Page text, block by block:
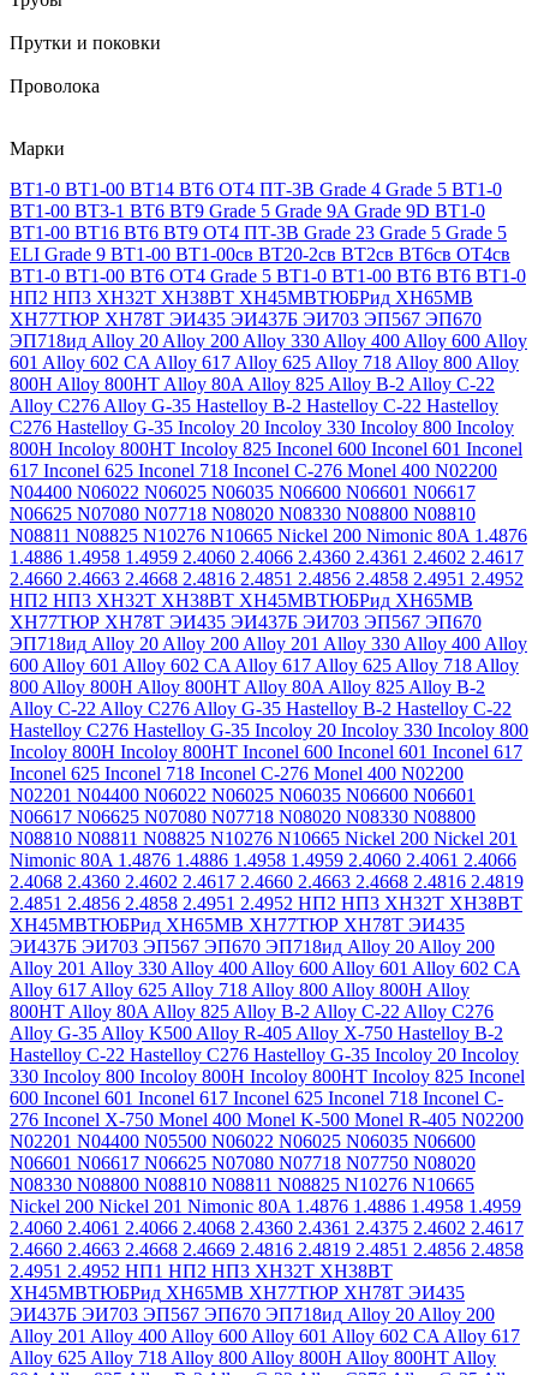
Прутки и поковки
Проволока
Марки
ВТ1-0 ВТ1-00 ВТ14 ВТ6 ОТ4 ПТ-3В Grade 4 Grade 5 ВТ1-0
ВТ1-00 ВТ3-1 ВТ6 ВТ9 Grade 5 Grade 9A Grade 9D ВТ1-0
ВТ1-00 ВТ16 ВТ6 ВТ9 ОТ4 ПТ-3В Grade 23 Grade 5 Grade 5
ELI Grade 9 ВТ1-00 ВТ1-00св ВТ20-2св ВТ2св ВТ6св ОТ4св
ВТ1-0 ВТ1-00 ВТ6 ОТ4 Grade 5 ВТ1-0 ВТ1-00 ВТ6 ВТ6 ВТ1-0
НП2 НП3 ХН32Т ХН38ВТ ХН45МВТЮБРид ХН65МВ
ХН77ТЮР ХН78Т ЭИ435 ЭИ437Б ЭИ703 ЭП567 ЭП670
ЭП718ид Alloy 20 Alloy 200 Alloy 330 Alloy 400 Alloy 600 Alloy
601 Alloy 602 CA Alloy 617 Alloy 625 Alloy 718 Alloy 800 Alloy
800H Alloy 800HT Alloy 80A Alloy 825 Alloy B-2 Alloy C-22
Alloy C276 Alloy G-35 Hastelloy B-2 Hastelloy C-22 Hastelloy
C276 Hastelloy G-35 Incoloy 20 Incoloy 330 Incoloy 800 Incoloy
800H Incoloy 800HT Incoloy 825 Inconel 600 Inconel 601 Inconel
617 Inconel 625 Inconel 718 Inconel C-276 Monel 400 N02200
N04400 N06022 N06025 N06035 N06600 N06601 N06617
N06625 N07080 N07718 N08020 N08330 N08800 N08810
N08811 N08825 N10276 N10665 Nickel 200 Nimonic 80A 1.4876
1.4886 1.4958 1.4959 2.4060 2.4066 2.4360 2.4361 2.4602 2.4617
2.4660 2.4663 2.4668 2.4816 2.4851 2.4856 2.4858 2.4951 2.4952
НП2 НП3 ХН32Т ХН38ВТ ХН45МВТЮБРид ХН65МВ
ХН77ТЮР ХН78Т ЭИ435 ЭИ437Б ЭИ703 ЭП567 ЭП670
ЭП718ид Alloy 20 Alloy 200 Alloy 201 Alloy 330 Alloy 400 Alloy
600 Alloy 601 Alloy 602 CA Alloy 617 Alloy 625 Alloy 718 Alloy
800 Alloy 800H Alloy 800HT Alloy 80A Alloy 825 Alloy B-2
Alloy C-22 Alloy C276 Alloy G-35 Hastelloy B-2 Hastelloy C-22
Hastelloy C276 Hastelloy G-35 Incoloy 20 Incoloy 330 Incoloy 800
Incoloy 800H Incoloy 800HT Inconel 600 Inconel 601 Inconel 617
Inconel 625 Inconel 718 Inconel C-276 Monel 400 N02200
N02201 N04400 N06022 N06025 N06035 N06600 N06601
N06617 N06625 N07080 N07718 N08020 N08330 N08800
N08810 N08811 N08825 N10276 N10665 Nickel 200 Nickel 201
Nimonic 80A 1.4876 1.4886 1.4958 1.4959 2.4060 2.4061 2.4066
2.4068 2.4360 2.4602 2.4617 2.4660 2.4663 2.4668 2.4816 2.4819
2.4851 2.4856 2.4858 2.4951 2.4952 НП2 НП3 ХН32Т ХН38ВТ
ХН45МВТЮБРид ХН65МВ ХН77ТЮР ХН78Т ЭИ435
ЭИ437Б ЭИ703 ЭП567 ЭП670 ЭП718ид Alloy 20 Alloy 200
Alloy 201 Alloy 330 Alloy 400 Alloy 600 Alloy 601 Alloy 602 CA
Alloy 617 Alloy 625 Alloy 718 Alloy 800 Alloy 800H Alloy
800HT Alloy 80A Alloy 825 Alloy B-2 Alloy C-22 Alloy C276
Alloy G-35 Alloy K500 Alloy R-405 Alloy X-750 Hastelloy B-2
Hastelloy C-22 Hastelloy C276 Hastelloy G-35 Incoloy 20 Incoloy
330 Incoloy 800 Incoloy 800H Incoloy 800HT Incoloy 825 Inconel
600 Inconel 601 Inconel 617 Inconel 625 Inconel 718 Inconel C-
276 Inconel X-750 Monel 400 Monel K-500 Monel R-405 N02200
N02201 N04400 N05500 N06022 N06025 N06035 N06600
N06601 N06617 N06625 N07080 N07718 N07750 N08020
N08330 N08800 N08810 N08811 N08825 N10276 N10665
Nickel 200 Nickel 201 Nimonic 80A 1.4876 1.4886 1.4958 1.4959
2.4060 2.4061 2.4066 2.4068 2.4360 2.4361 2.4375 2.4602 2.4617
2.4660 2.4663 2.4668 2.4669 2.4816 2.4819 2.4851 2.4856 2.4858
2.4951 2.4952 НП1 НП2 НП3 ХН32Т ХН38ВТ
ХН45МВТЮБРид ХН65МВ ХН77ТЮР ХН78Т ЭИ435
ЭИ437Б ЭИ703 ЭП567 ЭП670 ЭП718ид Alloy 20 Alloy 200
Alloy 201 Alloy 400 Alloy 600 Alloy 601 Alloy 602 CA Alloy 617
Alloy 625 Alloy 718 Alloy 800 Alloy 800H Alloy 800HT Alloy